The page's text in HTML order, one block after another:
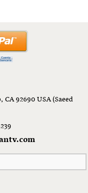
92690 USA (Saeed